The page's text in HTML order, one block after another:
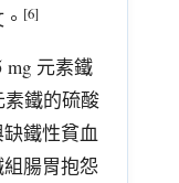
[6]
mg 元素鐵
素鐵的硫酸
鐵性貧血
腸胃抱怨